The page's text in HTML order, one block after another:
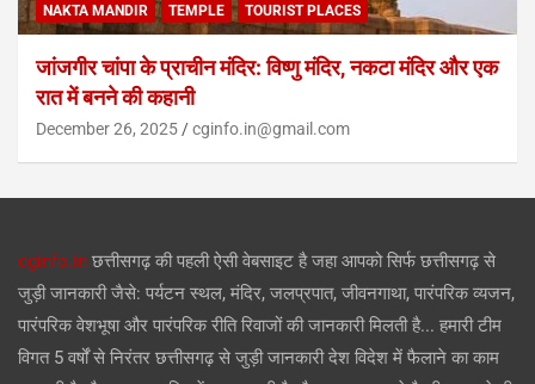
NAKTA MANDIR TEMPLE TOURIST PLACES
जांजगीर चांपा के प्राचीन मंदिर: विष्णु मंदिर, नकटा मंदिर और एक
रात में बनने की कहानी
December 26, 2025 cginfo.in@gmail.com
cginfo.in छत्तीसगढ़ की पहली ऐसी वेबसाइट है जहा आपको सिर्फ छत्तीसगढ़ से
जुड़ी जानकारी जैसे: पर्यटन स्थल, मंदिर, जलप्रपात, जीवनगाथा, पारंपरिक व्यजन,
पारंपरिक वेशभूषा और पारंपरिक रीति रिवाजों की जानकारी मिलती है... हमारी टीम
विगत 5 वर्षों से निरंतर छत्तीसगढ़ से जुड़ी जानकारी देश विदेश में फैलाने का काम